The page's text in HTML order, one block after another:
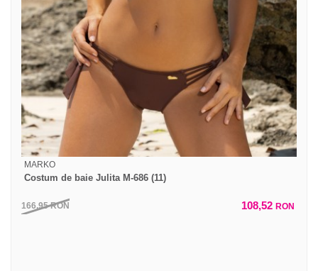
MARKO
Costum de baie Julita M-686 (11)
166,95RON 108,52 RON